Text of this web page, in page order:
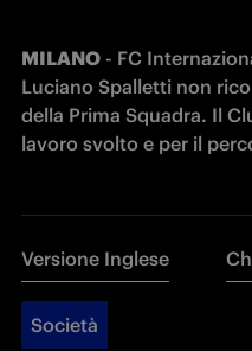
MILANO - FC
Luciano Spalletti non
della Prima Squadra. Il
lavoro svolto e per il
Versione Inglese
Società